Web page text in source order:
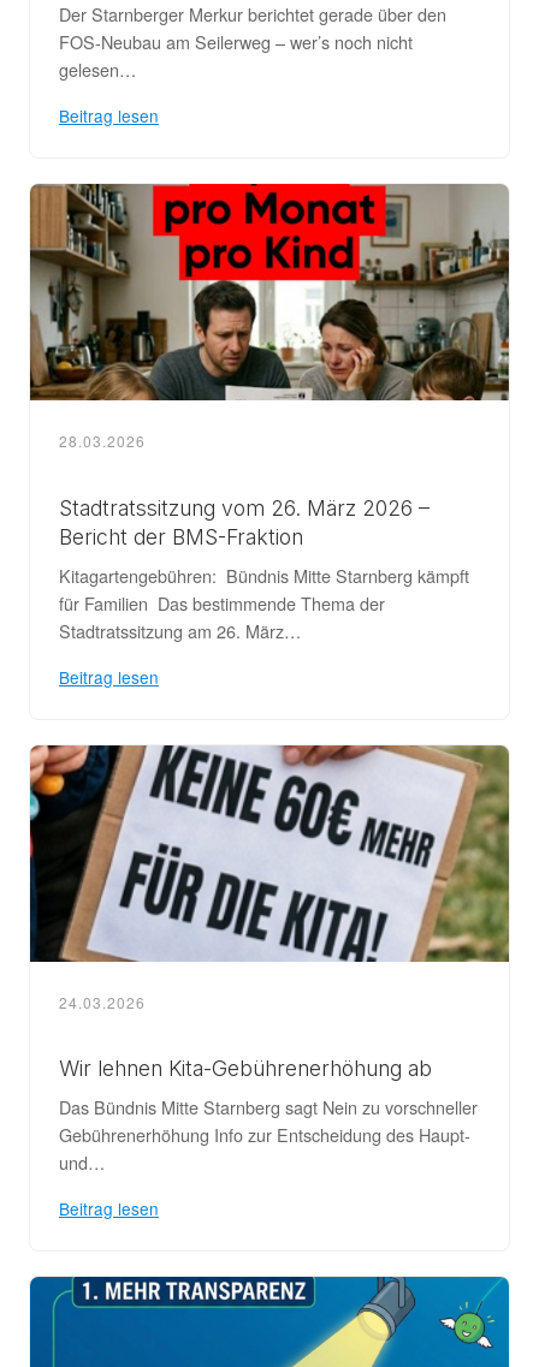
Der Starnberger Merkur berichtet gerade über den
FOS-Neubau am Seilerweg – wer’s noch nicht
gelesen…
Beitrag lesen
28.03.2026
Stadtratssitzung vom 26. März 2026 –
Bericht der BMS-Fraktion
Kitagartengebühren: Bündnis Mitte Starnberg kämpft
für Familien Das bestimmende Thema der
Stadtratssitzung am 26. März…
Beitrag lesen
24.03.2026
Wir lehnen Kita-Gebührenerhöhung ab
Das Bündnis Mitte Starnberg sagt Nein zu vorschneller
Gebührenerhöhung Info zur Entscheidung des Haupt-
und…
Beitrag lesen